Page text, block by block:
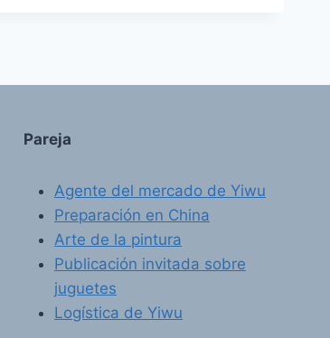
Pareja
Agente del mercado de Yiwu
Preparación en China
Arte de la pintura
Publicación invitada sobre
juguetes
Logística de Yiwu